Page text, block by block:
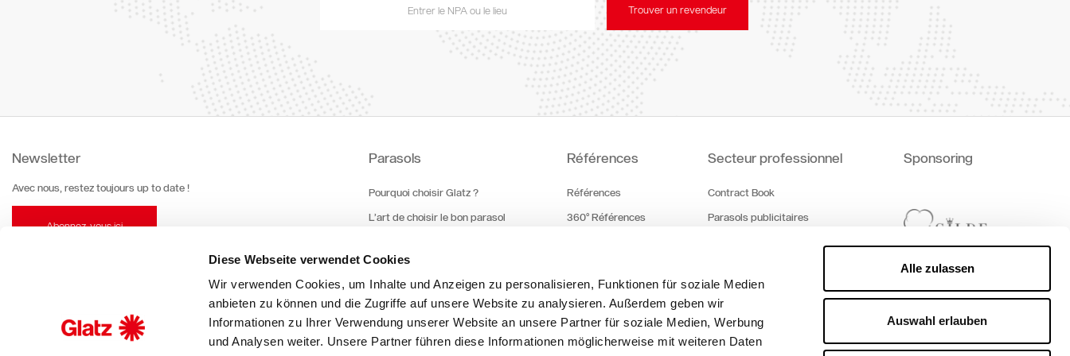
Diese Webseite verwendet Cookies
Wir verwenden Cookies, um Inhalte und Anzeigen zu personalisieren, Funktionen für soziale Medien
anbieten zu können und die Zugriffe auf unsere Website zu analysieren. Außerdem geben wir
Informationen zu Ihrer Verwendung unserer Website an unsere Partner für soziale Medien, Werbung
und Analysen weiter. Unsere Partner führen diese Informationen möglicherweise mit weiteren Daten
Alle zulassen
Auswahl erlauben
Trouver un revendeur
Newsletter
Avec nous, restez toujours up to date !
Abonnez-vous ici
Parasols
Pourquoi choisir Glatz ?
L’art de choisir le bon parasol
Références
Références
360° Références
Secteur professionnel
Contract Book
Parasols publicitaires
Sponsoring